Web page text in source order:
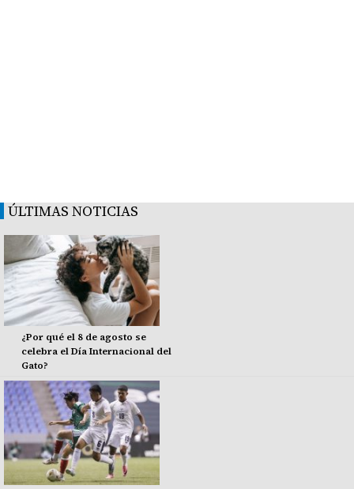
ÚLTIMAS NOTICIAS
¿Por qué el 8 de agosto se
celebra el Día Internacional del
Gato?